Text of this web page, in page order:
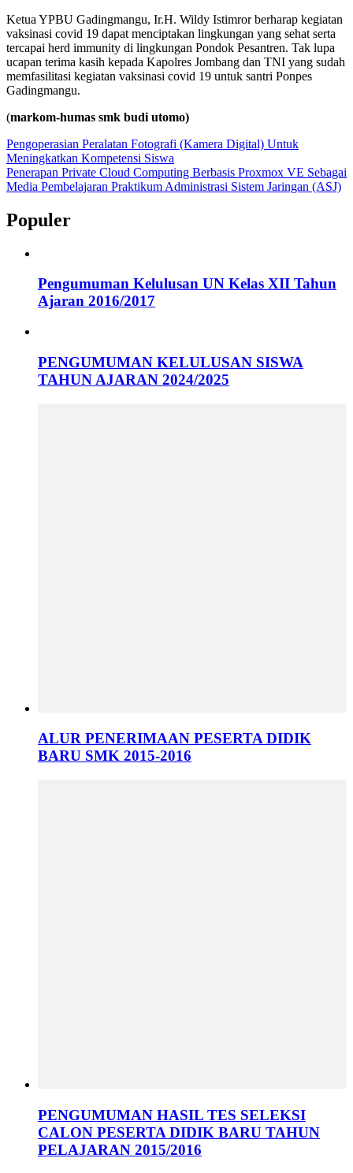
Ketua YPBU Gadingmangu, Ir.H. Wildy Istimror berharap kegiatan
vaksinasi covid 19 dapat menciptakan lingkungan yang sehat serta
tercapai herd immunity di lingkungan Pondok Pesantren. Tak lupa
ucapan terima kasih kepada Kapolres Jombang dan TNI yang sudah
memfasilitasi kegiatan vaksinasi covid 19 untuk santri Ponpes
Gadingmangu.
(markom-humas smk budi utomo)
Navigasi
pos
Pengoperasian Peralatan Fotografi (Kamera Digital) Untuk
Meningkatkan Kompetensi Siswa
Penerapan Private Cloud Computing Berbasis Proxmox VE Sebagai
Media Pembelajaran Praktikum Administrasi Sistem Jaringan (ASJ)
Populer
Pengumuman Kelulusan UN Kelas XII Tahun
Ajaran 2016/2017
PENGUMUMAN KELULUSAN SISWA
TAHUN AJARAN 2024/2025
ALUR PENERIMAAN PESERTA DIDIK
BARU SMK 2015-2016
PENGUMUMAN HASIL TES SELEKSI
CALON PESERTA DIDIK BARU TAHUN
PELAJARAN 2015/2016